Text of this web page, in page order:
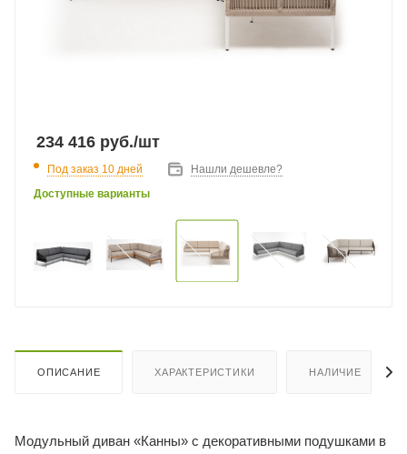
234 416 руб./шт
Под заказ 10 дней
Нашли дешевле?
Доступные варианты
ОПИСАНИЕ ХАРАКТЕРИСТИКИ НАЛИЧИЕ
Модульный диван «Канны» с декоративными подушками в